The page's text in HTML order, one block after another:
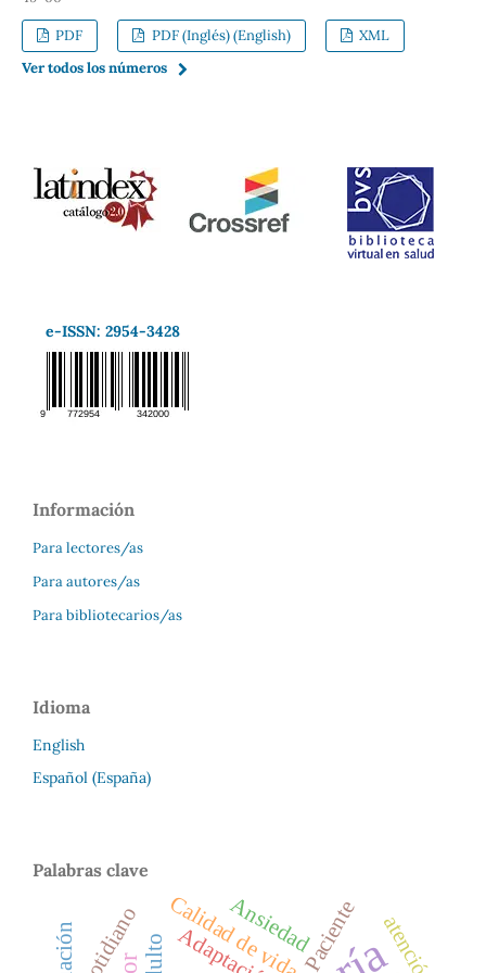
PDF PDF (Inglés) (English)
XML
Ver todos los números
e-ISSN: 2954-3428
Información
Para lectores/as
Para autores/as
Para bibliotecarios/as
Idioma
English
Español (España)
Palabras clave
Calidad de vidaPaciente
Ansiedad atención
Cotidiano